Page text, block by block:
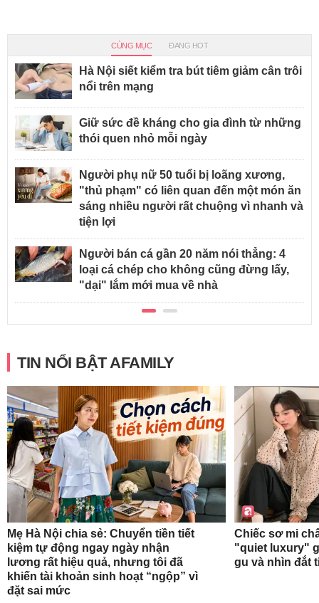
CÙNG MỤC ĐANG HOT
Hà Nội siết kiểm tra bút tiêm giảm cân trôi
nổi trên mạng
Giữ sức đề kháng cho gia đình từ những
thói quen nhỏ mỗi ngày
Người phụ nữ 50 tuổi bị loãng xương,
"thủ phạm" có liên quan đến một món ăn
sáng nhiều người rất chuộng vì nhanh và
tiện lợi
Người bán cá gần 20 năm nói thẳng: 4
loại cá chép cho không cũng đừng lấy,
"dại" lắm mới mua về nhà
TIN NỔI BẬT AFAMILY
Mẹ Hà Nội chia sẻ: Chuyển tiền tiết
kiệm tự động ngay ngày nhận
lương rất hiệu quả, nhưng tôi đã
khiến tài khoản sinh hoạt “ngộp” vì
đặt sai mức
Chiếc sơ mi
"quiet luxury"
gu và nhìn đắt